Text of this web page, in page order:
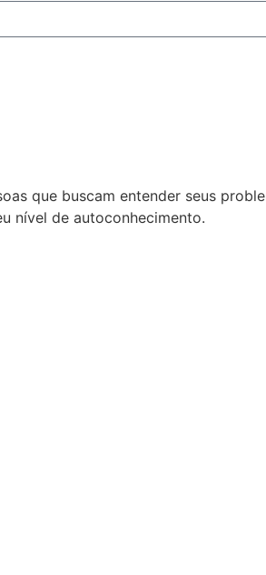
que buscam entender seus
nível de autoconhecimento.